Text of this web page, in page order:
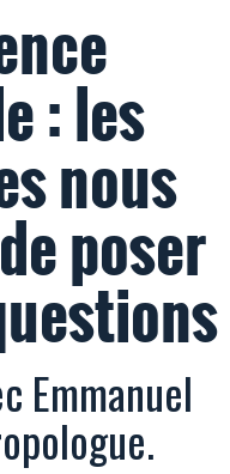
: les
nous
poser
Emmanuel